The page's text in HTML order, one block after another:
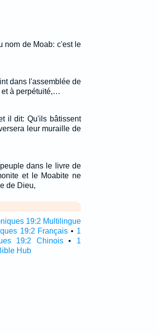
nom de Moab: c'est le
dans l'assemblée de
et à perpétuité,…
il dit: Qu'ils bâtissent
leur muraille de
dans le livre de
et le Moabite ne
de Dieu,
19:2 Multilingue
19:2 Français • 1
19:2 Chinois• 1
Hub